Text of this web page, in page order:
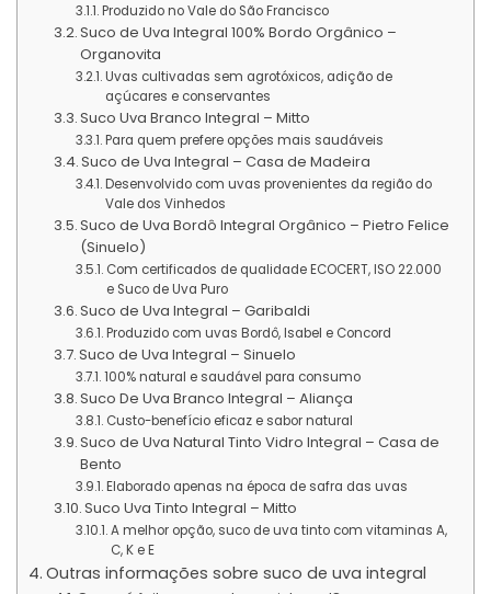
Produzido no Vale do São Francisco
Suco de Uva Integral 100% Bordo Orgânico –
Organovita
Uvas cultivadas sem agrotóxicos, adição de
açúcares e conservantes
Suco Uva Branco Integral – Mitto
Para quem prefere opções mais saudáveis
Suco de Uva Integral – Casa de Madeira
Desenvolvido com uvas provenientes da região do
Vale dos Vinhedos
Suco de Uva Bordô Integral Orgânico – Pietro Felice
(Sinuelo)
Com certificados de qualidade ECOCERT, ISO 22.000
e Suco de Uva Puro
Suco de Uva Integral – Garibaldi
Produzido com uvas Bordô, Isabel e Concord
Suco de Uva Integral – Sinuelo
100% natural e saudável para consumo
Suco De Uva Branco Integral – Aliança
Custo-benefício eficaz e sabor natural
Suco de Uva Natural Tinto Vidro Integral – Casa de
Bento
Elaborado apenas na época de safra das uvas
Suco Uva Tinto Integral – Mitto
A melhor opção, suco de uva tinto com vitaminas A,
C, K e E
Outras informações sobre suco de uva integral